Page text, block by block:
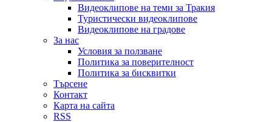
Видеоклипове на теми за Тракия
Туристически видеоклипове
Видеоклипове на градове
За нас
Условия за ползване
Политика за поверителност
Политика за бисквитки
Търсене
Контакт
Карта на сайта
RSS